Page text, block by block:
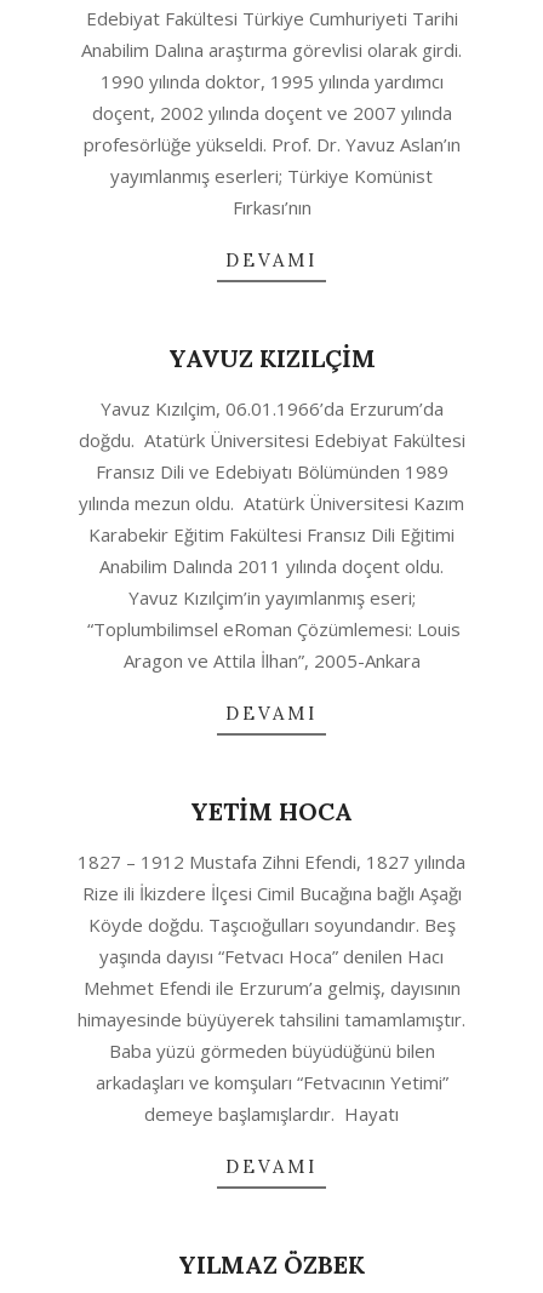
Edebiyat Fakültesi Türkiye Cumhuriyeti Tarihi
Anabilim Dalına araştırma görevlisi olarak girdi.
1990 yılında doktor, 1995 yılında yardımcı
doçent, 2002 yılında doçent ve 2007 yılında
profesörlüğe yükseldi. Prof. Dr. Yavuz Aslan’ın
yayımlanmış eserleri; Türkiye Komünist
Fırkası’nın
DEVAMI
YAVUZ KIZILÇİM
23
Yavuz Kızılçim, 06.01.1966’da Erzurum’da
doğdu. Atatürk Üniversitesi Edebiyat Fakültesi
Fransız Dili ve Edebiyatı Bölümünden 1989
yılında mezun oldu. Atatürk Üniversitesi Kazım
Karabekir Eğitim Fakültesi Fransız Dili Eğitimi
Anabilim Dalında 2011 yılında doçent oldu.
Yavuz Kızılçim’in yayımlanmış eseri;
“Toplumbilimsel eRoman Çözümlemesi: Louis
Aragon ve Attila İlhan”, 2005-Ankara
DEVAMI
YETİM HOCA
04-
23
1827 – 1912 Mustafa Zihni Efendi, 1827 yılında
Rize ili İkizdere İlçesi Cimil Bucağına bağlı Aşağı
Köyde doğdu. Taşcıoğulları soyundandır. Beş
yaşında dayısı “Fetvacı Hoca” denilen Hacı
Mehmet Efendi ile Erzurum’a gelmiş, dayısının
himayesinde büyüyerek tahsilini tamamlamıştır.
Baba yüzü görmeden büyüdüğünü bilen
arkadaşları ve komşuları “Fetvacının Yetimi”
demeye başlamışlardır. Hayatı
DEVAMI
YILMAZ ÖZBEK